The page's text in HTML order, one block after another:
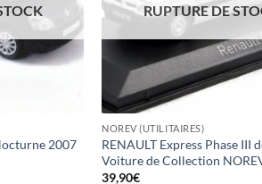
2007
RUPTURE DE
NOREV (UTILITAIRES)
RENAULT Express Phase III
Voiture de Collection
39,90€